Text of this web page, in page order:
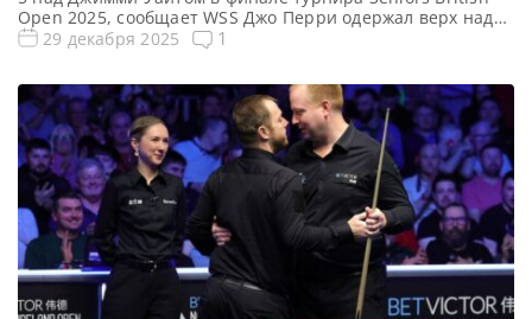
Open 2025, сообщает WSS Джо Перри одержал верх над
Джимми Уайтом со счетом 7-5 в финале Seniors British
Seniors Snooker (WSS) […]
29 декабря 2025 1